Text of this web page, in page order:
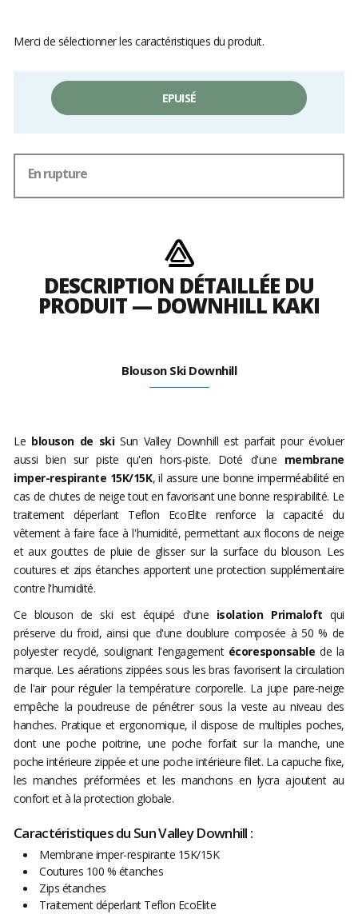
Merci de sélectionner les caractéristiques du produit.
EPUISÉ
En rupture
DESCRIPTION DÉTAILLÉE DU
PRODUIT — DOWNHILL KAKI
Blouson Ski Downhill
Le blouson de skiSun Valley Downhill est parfait pour évoluer
aussi bien sur piste qu'en hors-piste. Doté d'une membrane
imper-respirante 15K/15K, il assure une bonne imperméabilité en
cas de chutes de neige tout en favorisant une bonne respirabilité. Le
traitement déperlant Teflon EcoElite renforce la capacité du
vêtement à faire face à l'humidité, permettant aux flocons de neige
et aux gouttes de pluie de glisser sur la surface du blouson. Les
coutures et zips étanches apportent une protection supplémentaire
contre l'humidité.
Ce blouson de ski est équipé d'une isolation Primaloftqui
préserve du froid, ainsi que d'une doublure composée à 50 % de
polyester recyclé, soulignant l'engagement écoresponsable de la
marque. Les aérations zippées sous les bras favorisent la circulation
de l'air pour réguler la température corporelle. La jupe pare-neige
empêche la poudreuse de pénétrer sous la veste au niveau des
hanches. Pratique et ergonomique, il dispose de multiples poches,
dont une poche poitrine, une poche forfait sur la manche, une
poche intérieure zippée et une poche intérieure filet. La capuche fixe,
les manches préformées et les manchons en lycra ajoutent au
confort et à la protection globale.
Caractéristiques du Sun Valley Downhill :
Membrane imper-respirante 15K/15K
Coutures 100 % étanches
Zips étanches
Traitement déperlant Teflon EcoElite